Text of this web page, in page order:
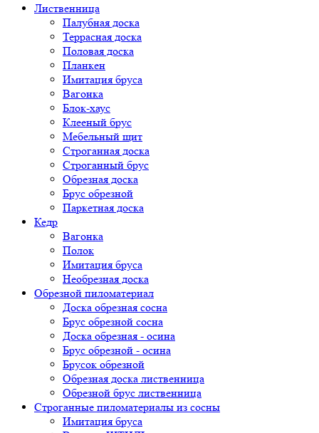
Лиственница
Палубная доска
Террасная доска
Половая доска
Планкен
Имитация бруса
Вагонка
Блок-хаус
Клееный брус
Мебельный щит
Строганная доска
Строганный брус
Обрезная доска
Брус обрезной
Паркетная доска
Кедр
Вагонка
Полок
Имитация бруса
Необрезная доска
Обрезной пиломатериал
Доска обрезная сосна
Брус обрезной сосна
Доска обрезная - осина
Брус обрезной - осина
Брусок обрезной
Обрезная доска лиственница
Обрезной брус лиственница
Строганные пиломатериалы из сосны
Имитация бруса